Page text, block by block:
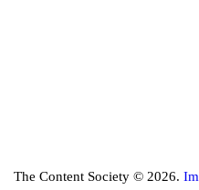
The Content Society © 2026.